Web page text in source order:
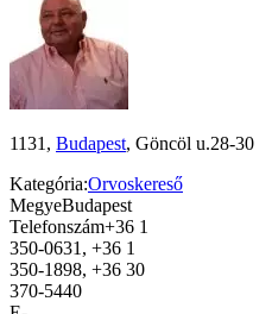
1131, Budapest, Göncöl u.28-30
Kategória:Orvoskereső
MegyeBudapest
Telefonszám+36 1
350-0631, +36 1
350-1898, +36 30
370-5440